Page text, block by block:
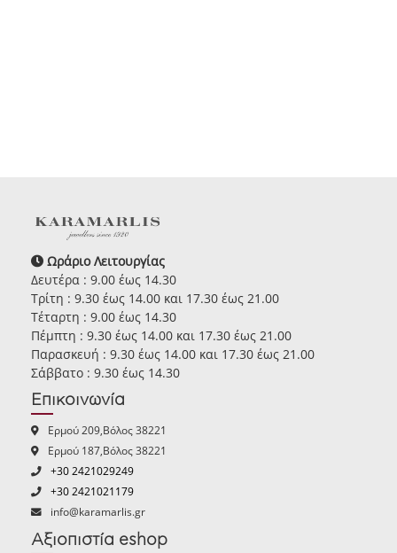
Ωράριο Λειτουργίας
Δευτέρα : 9.00 έως 14.30
Τρίτη : 9.30 έως 14.00 και 17.30 έως 21.00
Τέταρτη : 9.00 έως 14.30
Πέμπτη : 9.30 έως 14.00 και 17.30 έως 21.00
Παρασκευή : 9.30 έως 14.00 και 17.30 έως 21.00
Σάββατο : 9.30 έως 14.30
Επικοινωνία
Ερμού 209,Βόλος 38221
Ερμού 187,Βόλος 38221
+30 2421029249
+30 2421021179
info@karamarlis.gr
Αξιοπιστία eshop